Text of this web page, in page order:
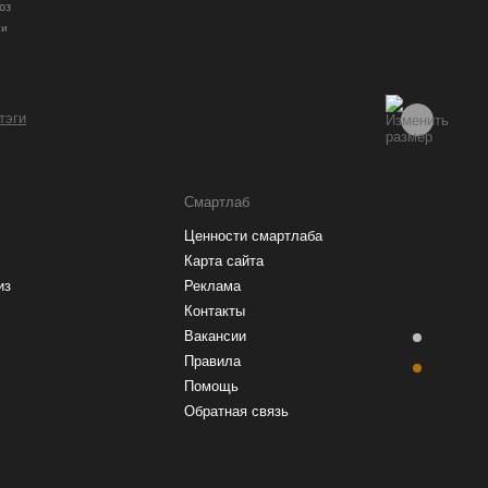
Смартлаб
Ценности смартлаба
Карта сайта
Реклама
Контакты
Вакансии
Правила
Помощь
Обратная связь